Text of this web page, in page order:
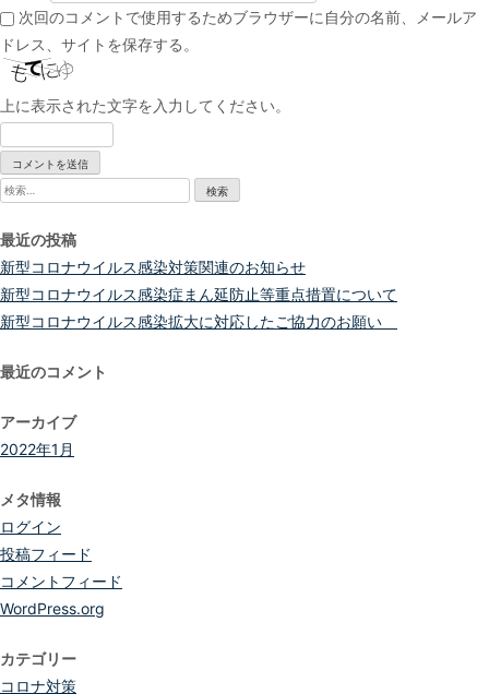
次回のコメントで使用するためブラウザーに自分の名前、メールア
ドレス、サイトを保存する。
上に表示された文字を入力してください。
検
最近の投稿
新型コロナウイルス感染対策関連のお知らせ
新型コロナウイルス感染症まん延防止等重点措置について
新型コロナウイルス感染拡大に対応したご協力のお願い
最近のコメント
アーカイブ
2022年1月
メタ情報
ログイン
投稿フィード
コメントフィード
WordPress.org
カテゴリー
コロナ対策